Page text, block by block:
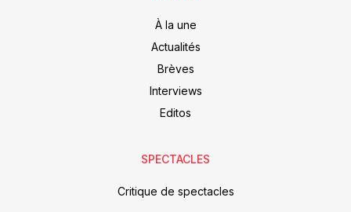
À la une
Actualités
Brèves
Interviews
Editos
SPECTACLES
Critique de spectacles